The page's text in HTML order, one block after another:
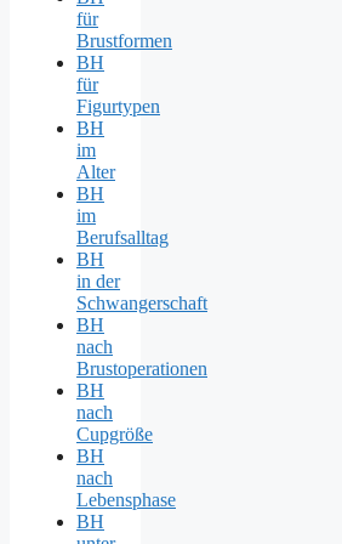
für
Brustformen
BH
für
Figurtypen
BH
im
Alter
BH
im
Berufsalltag
BH
in der
Schwangerschaft
BH
nach
Brustoperationen
BH
nach
Cupgröße
BH
nach
Lebensphase
BH